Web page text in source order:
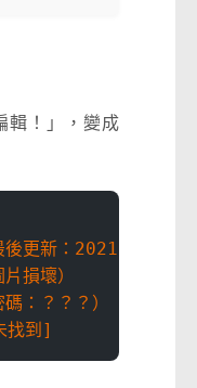
輯！」，變成
更新：2021 年）
損壞）
：？？？）
到]